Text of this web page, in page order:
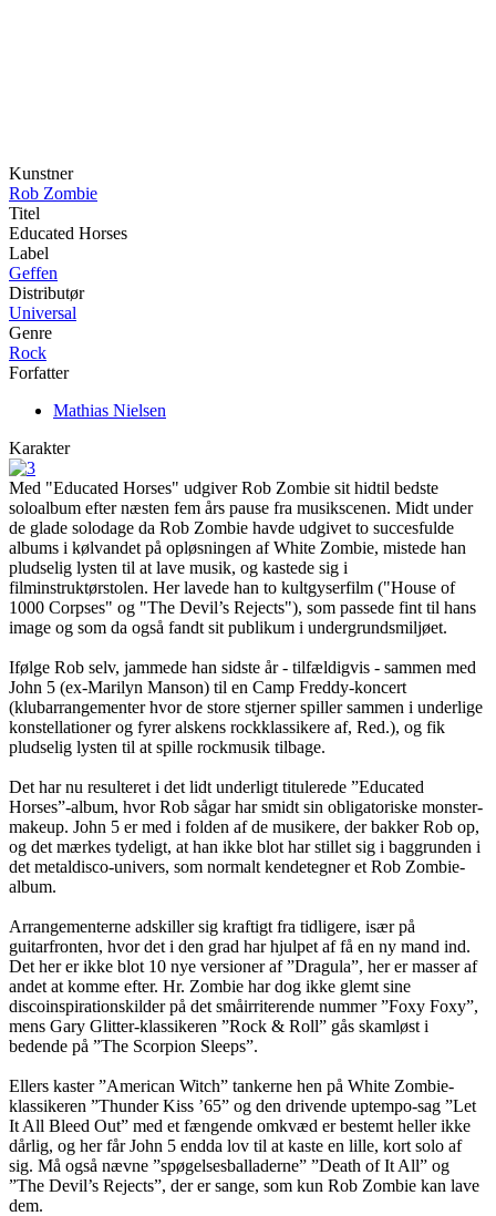
Kunstner
Rob Zombie
Titel
Educated Horses
Label
Geffen
Distributør
Universal
Genre
Rock
Forfatter
Mathias Nielsen
Karakter
Med "Educated Horses" udgiver Rob Zombie sit hidtil bedste
soloalbum efter næsten fem års pause fra musikscenen. Midt under
de glade solodage da Rob Zombie havde udgivet to succesfulde
albums i kølvandet på opløsningen af White Zombie, mistede han
pludselig lysten til at lave musik, og kastede sig i
filminstruktørstolen. Her lavede han to kultgyserfilm ("House of
1000 Corpses" og "The Devil’s Rejects"), som passede fint til hans
image og som da også fandt sit publikum i undergrundsmiljøet.
Ifølge Rob selv, jammede han sidste år - tilfældigvis - sammen med
John 5 (ex-Marilyn Manson) til en Camp Freddy-koncert
(klubarrangementer hvor de store stjerner spiller sammen i underlige
konstellationer og fyrer alskens rockklassikere af, Red.), og fik
pludselig lysten til at spille rockmusik tilbage.
Det har nu resulteret i det lidt underligt titulerede ”Educated
Horses”-album, hvor Rob sågar har smidt sin obligatoriske monster-
makeup. John 5 er med i folden af de musikere, der bakker Rob op,
og det mærkes tydeligt, at han ikke blot har stillet sig i baggrunden i
det metaldisco-univers, som normalt kendetegner et Rob Zombie-
album.
Arrangementerne adskiller sig kraftigt fra tidligere, især på
guitarfronten, hvor det i den grad har hjulpet af få en ny mand ind.
Det her er ikke blot 10 nye versioner af ”Dragula”, her er masser af
andet at komme efter. Hr. Zombie har dog ikke glemt sine
discoinspirationskilder på det småirriterende nummer ”Foxy Foxy”,
mens Gary Glitter-klassikeren ”Rock & Roll” gås skamløst i
bedende på ”The Scorpion Sleeps”.
Ellers kaster ”American Witch” tankerne hen på White Zombie-
klassikeren ”Thunder Kiss ’65” og den drivende uptempo-sag ”Let
It All Bleed Out” med et fængende omkvæd er bestemt heller ikke
dårlig, og her får John 5 endda lov til at kaste en lille, kort solo af
sig. Må også nævne ”spøgelsesballaderne” ”Death of It All” og
”The Devil’s Rejects”, der er sange, som kun Rob Zombie kan lave
dem.